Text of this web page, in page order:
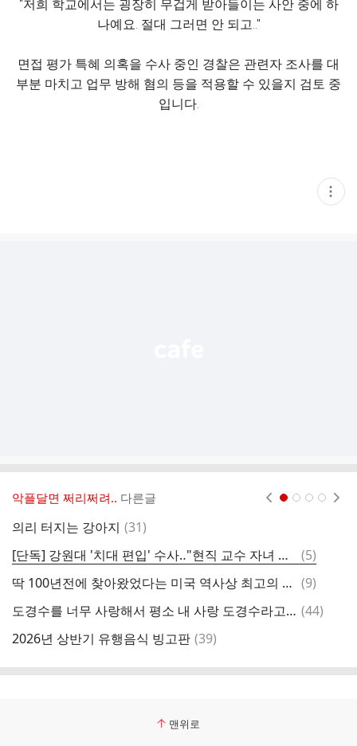
"저희 학교에서는 굉장히 무겁게 받아들이는 사안 중에 하
나예요. 절대 그러면 안 되고‥"
면접 평가 특혜 의혹을 수사 중인 경찰은 관련자 조사를 대
부분 마치고 업무 방해 혐의 등을 적용할 수 있을지 검토 중
입니다.
현
재
악플달면 쩌리쩌려.. 다른글
의리 터지는 강아지 댓
(31)
[단독] 강원대 '치대 편입' 수사‥"현직 교수 자녀 특혜 의혹"
댓
글
(5)
딱 100년전에 찾아왔었다는 미국 역사상 최고의 버블시대 댓
(9)
도경수를 너무 사랑해서 평소 내 사랑 도경수라고 부른다는 김우빈 댓
(44)
2026년 상반기 유행음식 빙고판 댓
(39)
맨위로